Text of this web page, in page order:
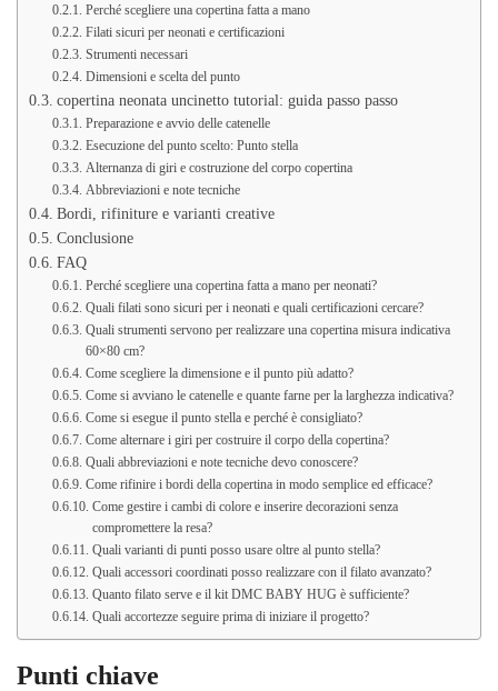
Perché scegliere una copertina fatta a mano
Filati sicuri per neonati e certificazioni
Strumenti necessari
Dimensioni e scelta del punto
copertina neonata uncinetto tutorial: guida passo passo
Preparazione e avvio delle catenelle
Esecuzione del punto scelto: Punto stella
Alternanza di giri e costruzione del corpo copertina
Abbreviazioni e note tecniche
Bordi, rifiniture e varianti creative
Conclusione
FAQ
Perché scegliere una copertina fatta a mano per neonati?
Quali filati sono sicuri per i neonati e quali certificazioni cercare?
Quali strumenti servono per realizzare una copertina misura indicativa
60×80 cm?
Come scegliere la dimensione e il punto più adatto?
Come si avviano le catenelle e quante farne per la larghezza indicativa?
Come si esegue il punto stella e perché è consigliato?
Come alternare i giri per costruire il corpo della copertina?
Quali abbreviazioni e note tecniche devo conoscere?
Come rifinire i bordi della copertina in modo semplice ed efficace?
Come gestire i cambi di colore e inserire decorazioni senza
compromettere la resa?
Quali varianti di punti posso usare oltre al punto stella?
Quali accessori coordinati posso realizzare con il filato avanzato?
Quanto filato serve e il kit DMC BABY HUG è sufficiente?
Quali accortezze seguire prima di iniziare il progetto?
Punti chiave